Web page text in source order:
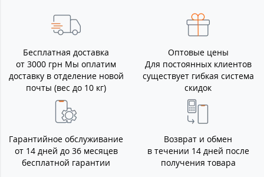
Бесплатная доставка
от 3000 грн Мы оплатим
доставку в отделение новой
почты (вес до 10 кг)
Оптовые цены
Для постоянных клиентов
существует гибкая система
скидок
Гарантийное обслуживание
от 14 дней до 36 месяцев
бесплатной гарантии
Возврат и обмен
в течении 14 дней после
получения товара